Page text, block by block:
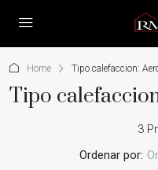
Home Tipo calefaccion:
Tipo
3
Ordenar por: